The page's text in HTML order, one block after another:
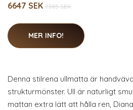
6647 SEK 7385 SEK
MER INFO!
Denna stilrena ullmatta är
strukturmönster. Ull är naturligt
mattan extra lätt att hålla ren,